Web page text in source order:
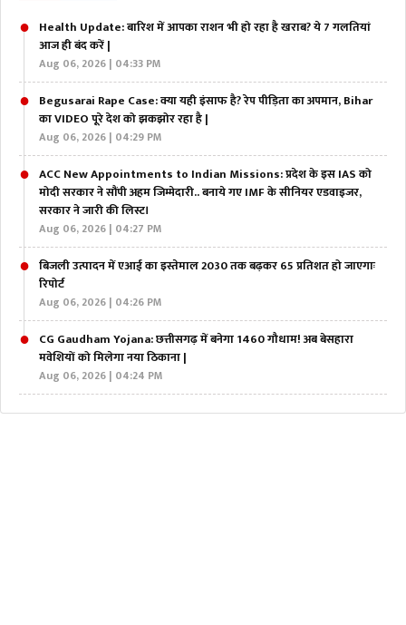
Health Update: बारिश में आपका राशन भी हो रहा है खराब? ये 7 गलतियां
आज ही बंद करें |
Aug 06, 2026 | 04:33 PM
Begusarai Rape Case: क्या यही इंसाफ है? रेप पीड़िता का अपमान, Bihar
का VIDEO पूरे देश को झकझोर रहा है |
Aug 06, 2026 | 04:29 PM
ACC New Appointments to Indian Missions: प्रदेश के इस IAS को
मोदी सरकार ने सौंपी अहम जिम्मेदारी.. बनाये गए IMF के सीनियर एडवाइजर,
सरकार ने जारी की लिस्ट।
Aug 06, 2026 | 04:27 PM
बिजली उत्पादन में एआई का इस्तेमाल 2030 तक बढ़कर 65 प्रतिशत हो जाएगाः
रिपोर्ट
Aug 06, 2026 | 04:26 PM
CG Gaudham Yojana: छत्तीसगढ़ में बनेगा 1460 गौधाम! अब बेसहारा
मवेशियों को मिलेगा नया ठिकाना |
Aug 06, 2026 | 04:24 PM